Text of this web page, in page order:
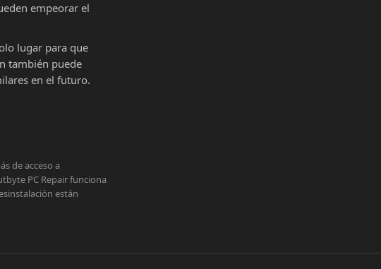
empeorar el
lugar para que
también puede
en el futuro.
de acceso a
PC Repair funciona
están